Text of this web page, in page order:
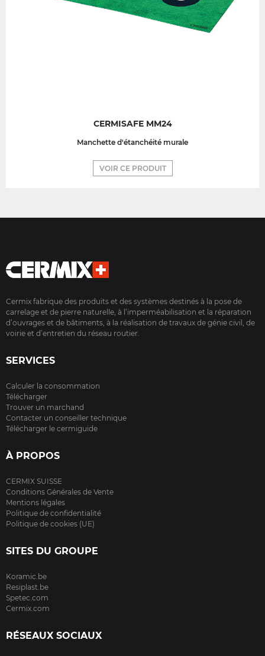
CERMISAFE MM24
Manchette d'étanchéité murale
VOIR CE PRODUIT
Cermix fabrique des produits et des systèmes destinés à la pose de
carrelage et de pierre naturelle, à l’imperméabilisation et la réparation
d’ouvrages et de bâtiments, à la réalisation de travaux de génie civil, de
voirie et d’entretien du réseau routier.
SERVICES
Calculer la consommation
Télécharger
Trouver un marchand
Contacter un conseiller technique
Télécharger le cermiguide
À PROPOS
CERMIX SUISSE
Conditions Générales de Vente
Mentions légales
Politique de confidentialité
Politique de cookies (UE)
SITES DU GROUPE
Koramic.be
Resiplast.be
Spetec.com
Cermix.com
RÉSEAUX SOCIAUX